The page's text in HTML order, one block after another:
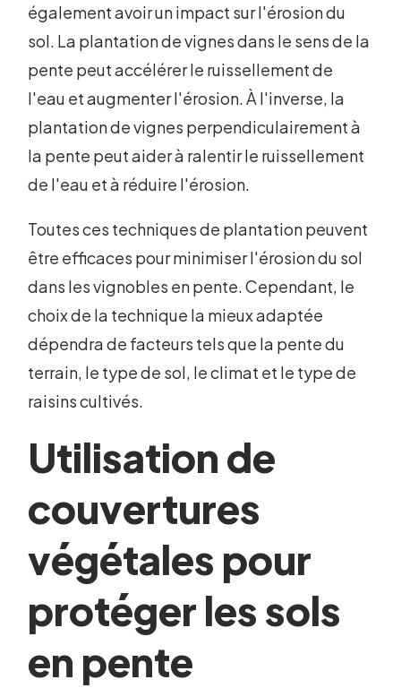
également avoir un impact sur l'érosion du
sol. La plantation de vignes dans le sens de la
pente peut accélérer le ruissellement de
l'eau et augmenter l'érosion. À l'inverse, la
plantation de vignes perpendiculairement à
la pente peut aider à ralentir le ruissellement
de l'eau et à réduire l'érosion.
Toutes ces techniques de plantation peuvent
être efficaces pour minimiser l'érosion du sol
dans les vignobles en pente. Cependant, le
choix de la technique la mieux adaptée
dépendra de facteurs tels que la pente du
terrain, le type de sol, le climat et le type de
raisins cultivés.
Utilisation de
couvertures
végétales pour
protéger les sols
en pente